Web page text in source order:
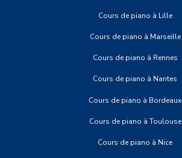
Cours de piano à Lille
Cours de piano à Marseille
Cours de piano à Rennes
Cours de piano à Nantes
Cours de piano à Bordeaux
Cours de piano à Toulouse
Cours de piano à Nice